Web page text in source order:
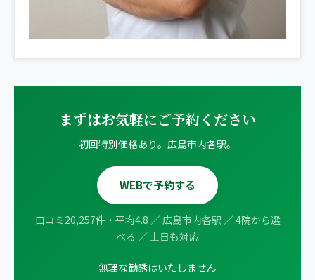
まずはお気軽にご予約ください
初回特別価格あり。広島市内各駅。
WEBで予約する
口コミ20,257件・平均4.8 ／ 広島市内各駅 ／ 4院から選
べる ／ 土日も対応
無理な勧誘はいたしません